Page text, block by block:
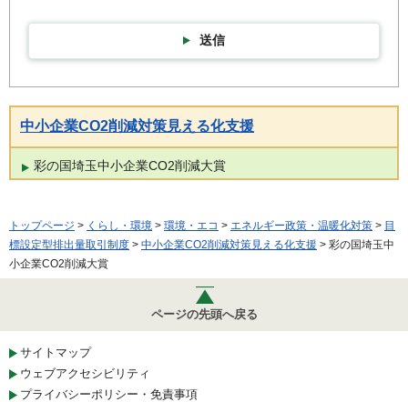
送信
中小企業CO2削減対策見える化支援
彩の国埼玉中小企業CO2削減大賞
トップページ > くらし・環境 > 環境・エコ > エネルギー政策・温暖化対策 > 目
標設定型排出量取引制度 > 中小企業CO2削減対策見える化支援 > 彩の国埼玉中
小企業CO2削減大賞
ページの先頭へ戻る
サイトマップ
ウェブアクセシビリティ
プライバシーポリシー・免責事項